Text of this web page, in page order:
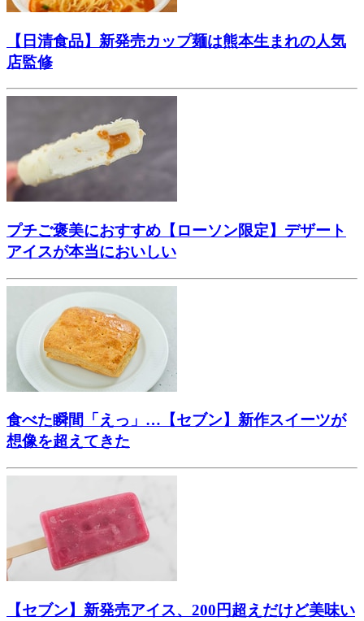
【日清食品】新発売カップ麺は熊本生まれの人気
店監修
プチご褒美におすすめ【ローソン限定】デザート
アイスが本当においしい
食べた瞬間「えっ」…【セブン】新作スイーツが
想像を超えてきた
【セブン】新発売アイス、200円超えだけど美味い